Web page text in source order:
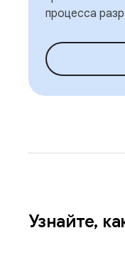
процесса
Узнайте,